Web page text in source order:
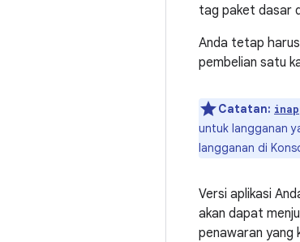
tag paket dasar
Anda tetap
pembelian satu
Catatan:
untuk langganan
langganan di
Versi aplikasi
akan dapat
penawaran yang